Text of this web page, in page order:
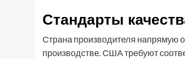
Стандарты
Страна производителя напрямую
производстве. США требуют